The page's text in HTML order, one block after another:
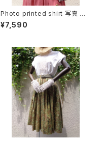
Photo printed shirt 写真 プ
リント 半袖 シャツ
¥7,590